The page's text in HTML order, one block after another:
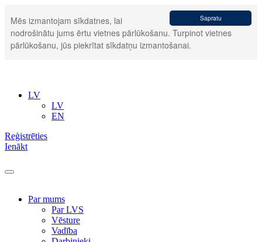
Sapratu
Mēs izmantojam sīkdatnes, lai
nodrošinātu jums ērtu vietnes pārlūkošanu. Turpinot vietnes
pārlūkošanu, jūs piekrītat sīkdatņu izmantošanai.
LV
LV
EN
Reģistrēties
Ienākt
Par mums
Par LVS
Vēsture
Vadība